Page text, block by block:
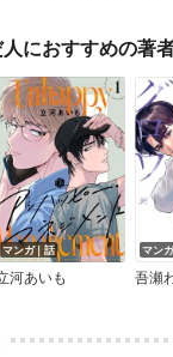
におすすめの著
マンガ｜話
河あいも
マン
吾瀬